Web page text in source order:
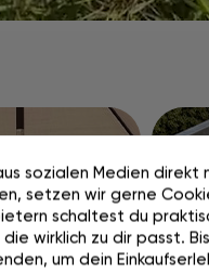
sozialen Medien direkt
setzen wir gerne
schaltest du
wirklich zu dir passt.
um dein